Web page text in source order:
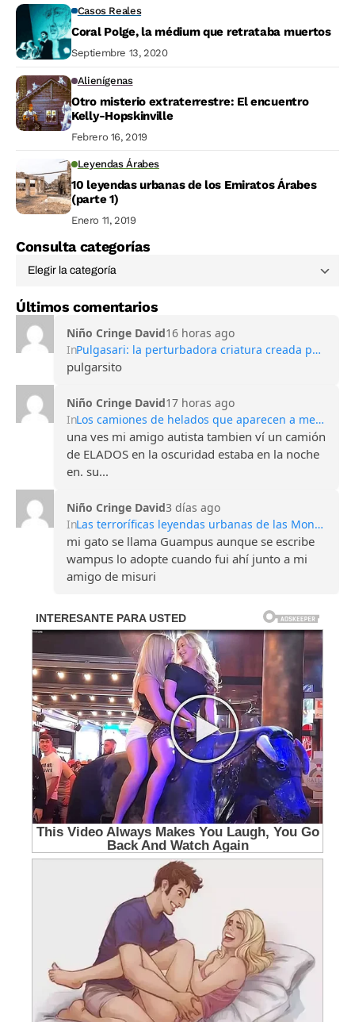
Casos Reales
Coral Polge, la médium que retrataba muertos
Septiembre 13, 2020
Alienígenas
Otro misterio extraterrestre: El encuentro
Kelly-Hopskinville
Febrero 16, 2019
Leyendas Árabes
10 leyendas urbanas de los Emiratos Árabes
(parte 1)
Enero 11, 2019
Consulta categorías
Últimos comentarios
Niño Cringe David16 horas ago
In
Pulgasari: la perturbadora criatura creada por Corea del Norte para competir con Godzilla
pulgarsito
Niño Cringe David17 horas ago
In
Los camiones de helados que aparecen a medianoche: la oscura leyenda de los niños desaparecidos
una ves mi amigo autista tambien ví un camión
de ELADOS en la oscuridad estaba en la noche
en. su...
Niño Cringe David3 días ago
In
Las terroríficas leyendas urbanas de las Montañas Apalaches
mi gato se llama Guampus aunque se escribe
wampus lo adopte cuando fui ahí junto a mi
amigo de misuri